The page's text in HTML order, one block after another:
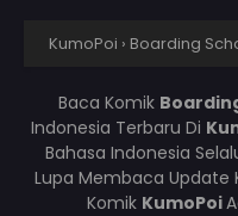
KumoPoi › Boarding
Baca Komik
Indonesia Terbaru Di
Bahasa Indonesia
Lupa Membaca Update
Komik KumoPoi